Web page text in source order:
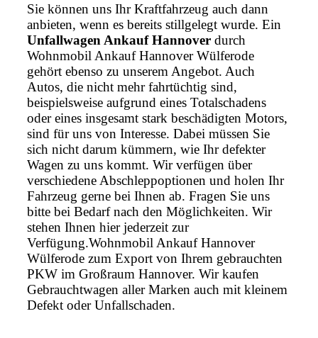
Sie können uns Ihr Kraftfahrzeug auch dann
anbieten, wenn es bereits stillgelegt wurde. Ein
Unfallwagen Ankauf Hannover durch
Wohnmobil Ankauf Hannover Wülferode
gehört ebenso zu unserem Angebot. Auch
Autos, die nicht mehr fahrtüchtig sind,
beispielsweise aufgrund eines Totalschadens
oder eines insgesamt stark beschädigten Motors,
sind für uns von Interesse. Dabei müssen Sie
sich nicht darum kümmern, wie Ihr defekter
Wagen zu uns kommt. Wir verfügen über
verschiedene Abschleppoptionen und holen Ihr
Fahrzeug gerne bei Ihnen ab. Fragen Sie uns
bitte bei Bedarf nach den Möglichkeiten. Wir
stehen Ihnen hier jederzeit zur
Verfügung.Wohnmobil Ankauf Hannover
Wülferode zum Export von Ihrem gebrauchten
PKW im Großraum Hannover. Wir kaufen
Gebrauchtwagen aller Marken auch mit kleinem
Defekt oder Unfallschaden.